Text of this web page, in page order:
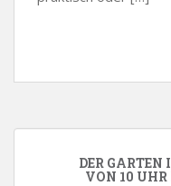
DER GARTEN
VON 10